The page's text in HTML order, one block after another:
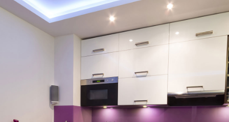
Refaire sa cuisine , ressemble parfois à un long parcours semé
d’embûches et de surprises pas toujours agréables, si l’on ne
dispose pas des bonnes compétences. Afin de vous permettre
d’éviter ce type de désagrémentFrance Deco
Rénovation vous met
en relation avec les bons spécialistes.
Les experts de France Deco vous apportent leurs compétences
La cuisine contient généralement une grande quantité de matériel.
Des travaux, dans cet espace nécessites alors de multiples
compétences : électricité, plomberie, menuiserie, peinture … Pour
aménager cet espace, nous faisons intervenir des professionnels
chacun des corps d’états. Abattre une cloison, faire un
faux plafond, aménager un îlot centrale, installer des revêtements